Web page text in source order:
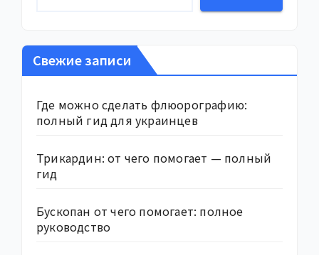
Свежие записи
Где можно сделать флюорографию:
полный гид для украинцев
Трикардин: от чего помогает — полный
гид
Бускопан от чего помогает: полное
руководство